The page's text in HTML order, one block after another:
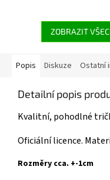
na suchý zip 👉 Více
motivem Pokémon
ZOBRAZIT
Popis Diskuze Ostatní
Detailní popis
Kvalitní, pohodlné
Oficiální licence.
Rozměry cca. +-1cm